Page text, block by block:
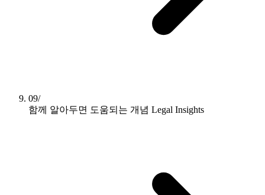
09/
함께 알아두면 도움되는 개념 Legal Insights